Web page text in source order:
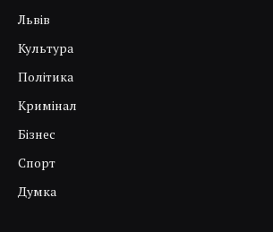
Львів
Культура
Політика
Кримінал
Бізнес
Спорт
Думка